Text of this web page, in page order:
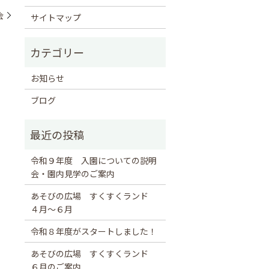
サイトマップ
お知らせ
ブログ
令和９年度 入園についての説明
会・園内見学のご案内
あそびの広場 すくすくランド
４月～６月
令和８年度がスタートしました！
あそびの広場 すくすくランド
６月のご案内